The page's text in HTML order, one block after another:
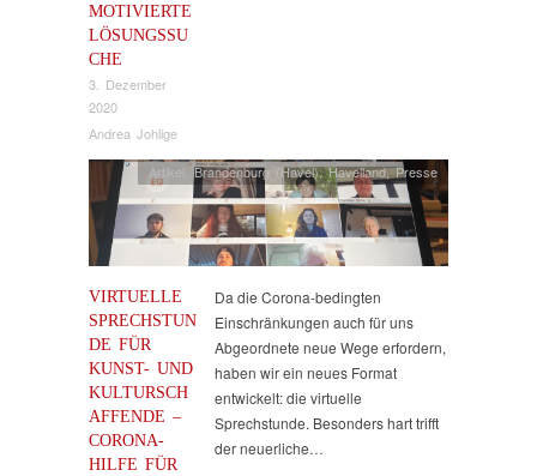
MOTIVIERTE
LÖSUNGSSU
CHE
3. Dezember
2020
Andrea Johlige
VIRTUELLE
SPRECHSTUN
DE FÜR
KUNST- UND
KULTURSCH
AFFENDE –
CORONA-
HILFE FÜR
Artikel ,Brandenburg (Havel),Havelland,Presse
Da die Corona-bedingten
Einschränkungen auch für uns
Abgeordnete neue Wege erfordern,
haben wir ein neues Format
entwickelt: die virtuelle
Sprechstunde. Besonders hart trifft
der neuerliche…